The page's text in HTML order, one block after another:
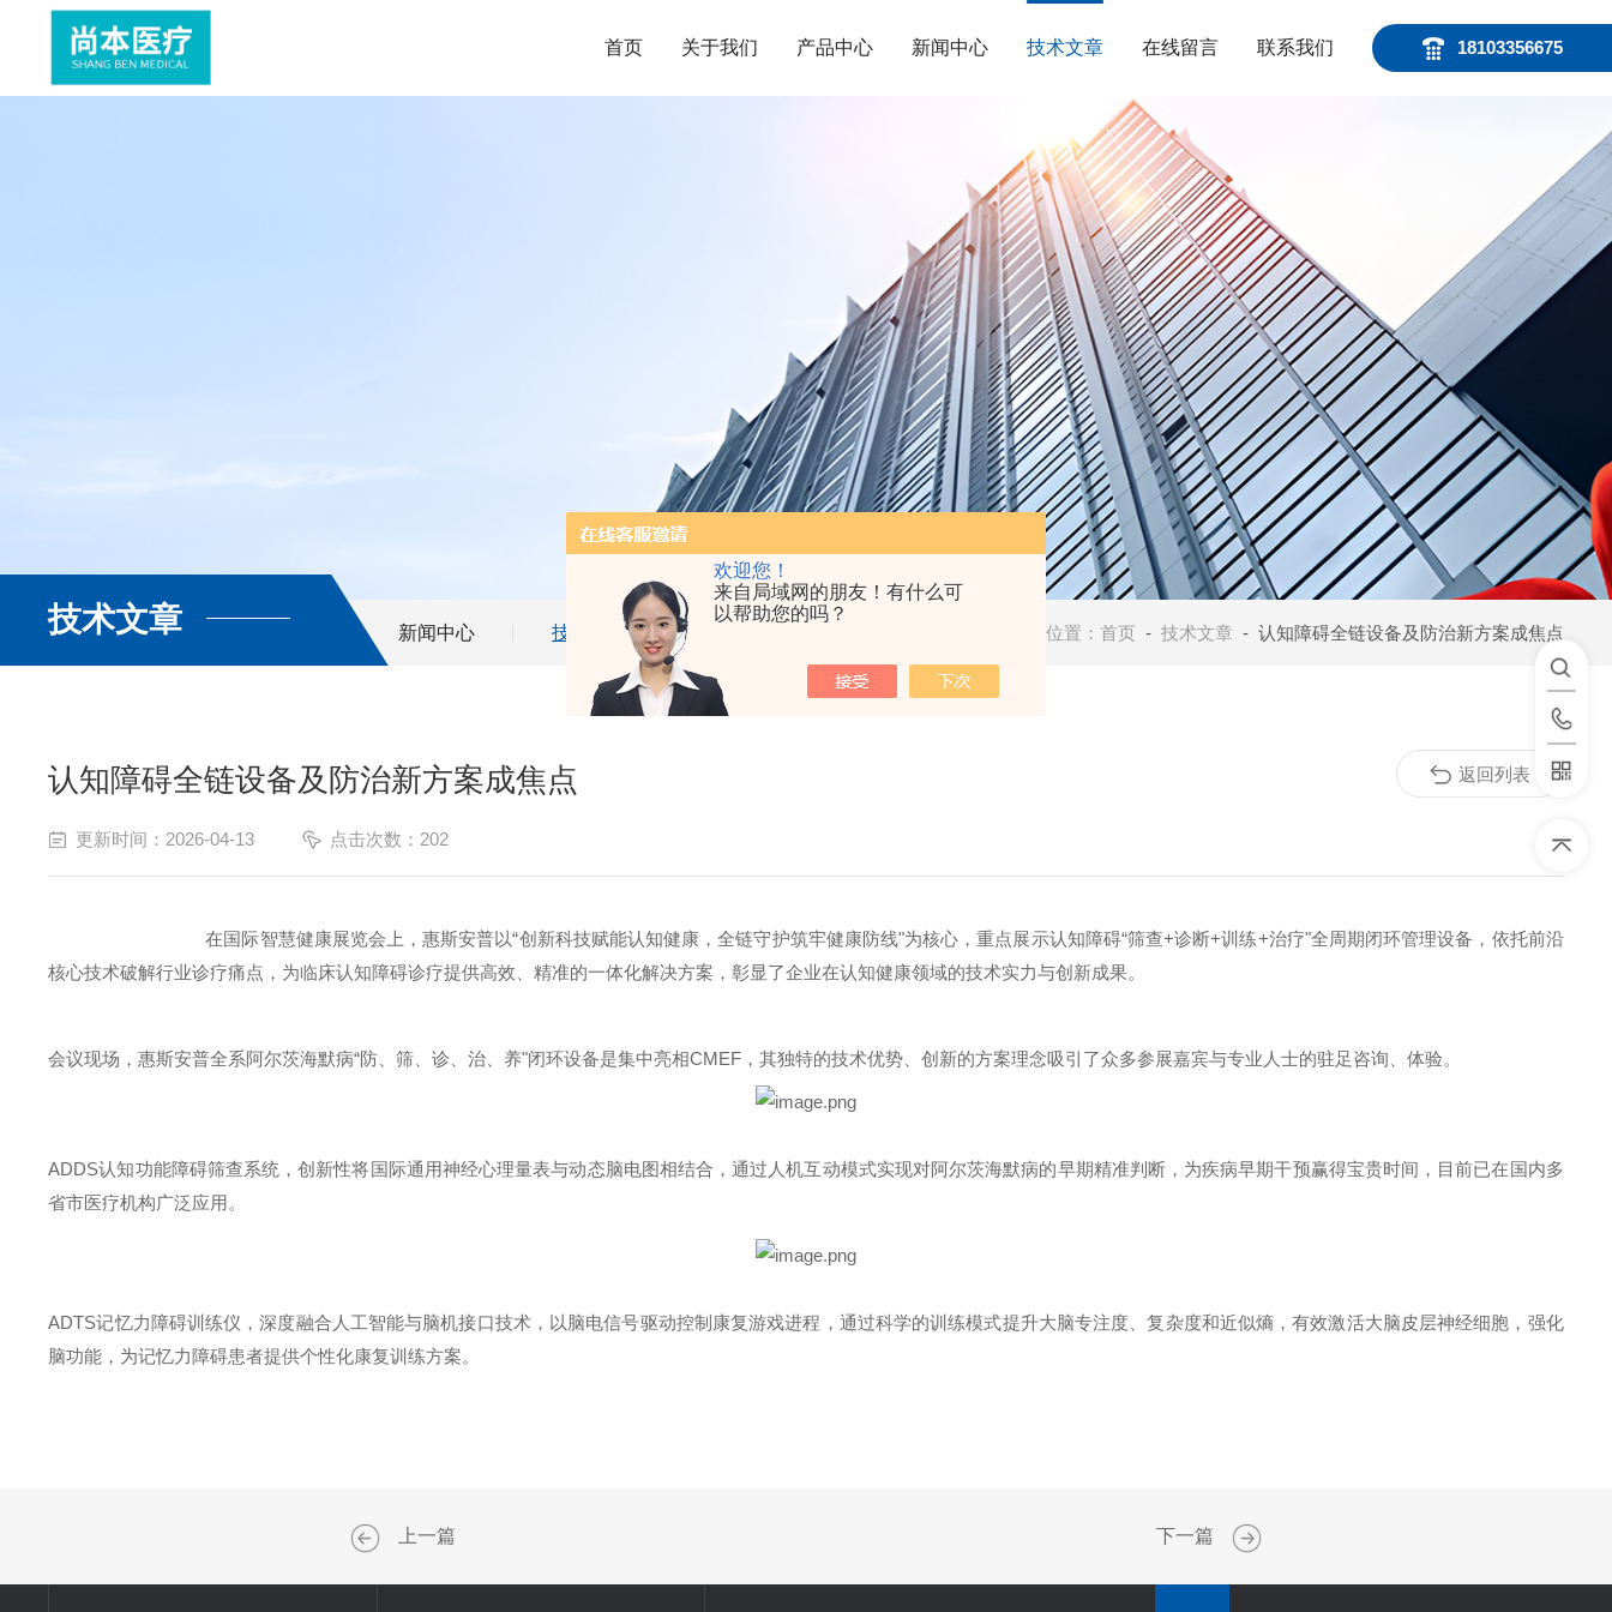
欢迎您！
来自局域网的朋友！有什么可
以帮助您的吗？
18103356675
首页 关于我们 产品中心 新闻中心 技术文章 在线留言 联系我们
技术文章 新闻中心 技术文章 当前位置： 首页 - 技术文章 - 认知障碍全链设备及防治新方案成焦点
认知障碍全链设备及防治新方案成焦点
更新时间：2026-04-13 点击次数：202
在国际智慧健康展览会上，惠斯安普以“创新科技赋能认知健康，全链守护筑牢健康防线"为核心，重点展示认知障碍“筛查+诊断+训练+治疗"全周期闭环管理设备，依托前沿
核心技术破解行业诊疗痛点，为临床认知障碍诊疗提供高效、精准的一体化解决方案，彰显了企业在认知健康领域的技术实力与创新成果。
会议现场，惠斯安普全系阿尔茨海默病“防、筛、诊、治、养"闭环设备是集中亮相CMEF ，其独特的技术优势、创新的方案理念吸引了众多参展嘉宾与专业人士的驻足咨询、体验。
ADDS认知功能障碍筛查系统，创新性将国际通用神经心理量表与动态脑电图相结合，通过人机互动模式实现对阿尔茨海默病的早期精准判断，为疾病早期干预赢得宝贵时间，目前已在国内多
省市医疗机构广泛应用。
ADTS记忆力障碍训练仪，深度融合人工智能与脑机接口技术，以脑电信号驱动控制康复游戏进程，通过科学的训练模式提升大脑专注度、复杂度和近似熵，有效激活大脑皮层神经细胞，强化
脑功能，为记忆力障碍患者提供个性化康复训练方案。
返回列表
上一篇 下一篇